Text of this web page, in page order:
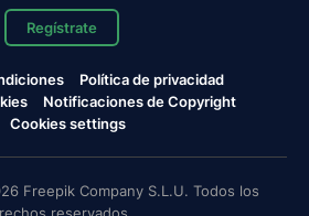
Regístrate
Política de privacidad
Notificaciones de Copyright
Cookies settings
Freepik Company S.L.U. Todos los